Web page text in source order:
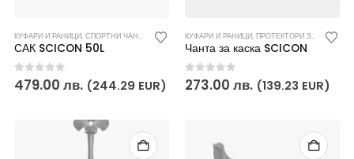
КУФАРИ И РАНИЦИ, СПОРТНИ ЧАНТИ И РАНИЦИ
САК SCICON 50L
0out of 5
479.00 лв. (244.29 EUR)
КУФАРИ И РАНИЦИ, ПРОТЕКТОРИ ЗА ВЕЛОСИПЕД SCICON
Чанта за каска SCICON
0out of 5
273.00 лв. (139.23 EUR)